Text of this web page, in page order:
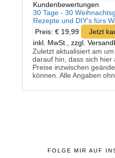
Kundenbewertungen
30 Tage - 30
Rezepte und DIY's fürs
Preis: € 19,99
Jetzt
inkl. MwSt., zzgl.
Zuletzt aktualisiert am
darauf hin, dass sich hier
Preise inzwischen
können. Alle Angaben
FOLGE MIR AUF